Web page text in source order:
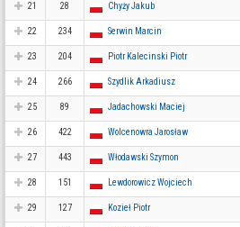
21 28 Chyży Jakub
22 234 Serwin Marcin
23 204 Piotr Kalecinski Piotr
24 266 Szydlik Arkadiusz
25 89 Jadachowski Maciej
26 422 Wolcenowra Jarosław
27 443 Włodawski Szymon
28 151 Lewdorowicz Wojciech
29 127 Kozieł Piotr